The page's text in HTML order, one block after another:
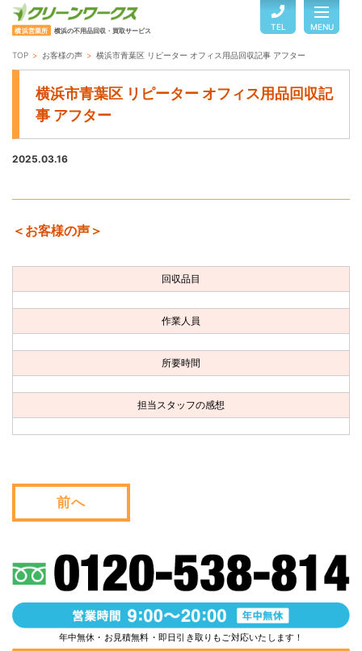
横浜営業所 横浜の不用品回収・買取サービス TEL MENU
TOP
よくある質問
お客様の声
お問い合わせ
会社概要
TOP お客様の声 横浜市青葉区 リピーター オフィス用品回収記事 アフター
横浜市青葉区 リピーター オフィス用品回収記
事 アフター
2025.03.16
＜お客様の声＞
回収品目
作業人員
所要時間
担当スタッフの感想
前へ
年中無休・お見積無料・即日引き取りもご対応いたします！